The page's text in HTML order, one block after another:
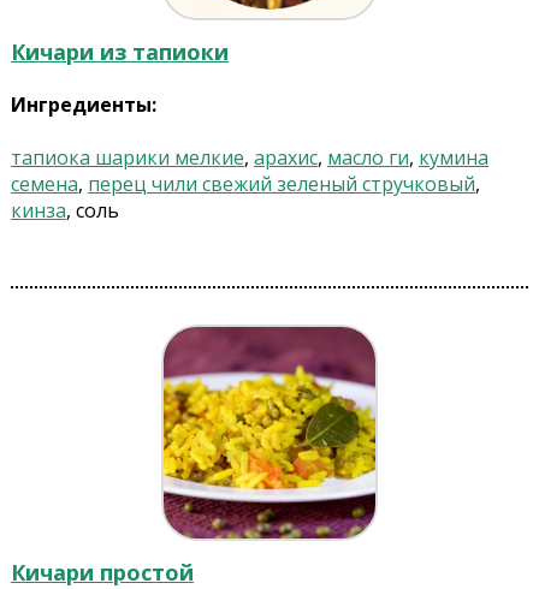
Кичари из тапиоки
Ингредиенты:
тапиока шарики мелкие, арахис, масло ги, кумина
семена, перец чили свежий зеленый стручковый,
кинза, соль
Кичари простой